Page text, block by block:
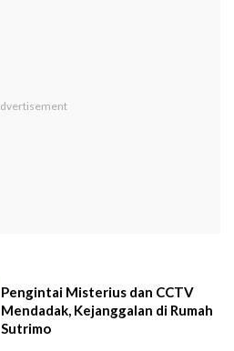
Pengintai Misterius dan CCTV
Mendadak, Kejanggalan di Rumah
Sutrimo